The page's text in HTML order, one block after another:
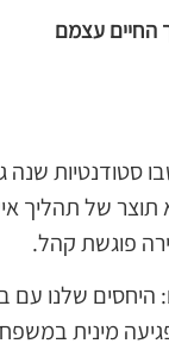
החיים עצמם
סטודנטיות שנה
של תהליך
פוגשת קהל.
היחסים שלנו עם
מינית